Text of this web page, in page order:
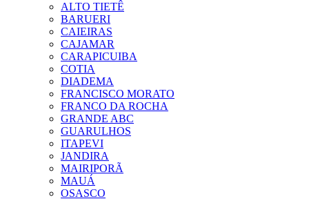
ALTO TIETÊ
BARUERI
CAIEIRAS
CAJAMAR
CARAPICUIBA
COTIA
DIADEMA
FRANCISCO MORATO
FRANCO DA ROCHA
GRANDE ABC
GUARULHOS
ITAPEVI
JANDIRA
MAIRIPORÃ
MAUÁ
OSASCO